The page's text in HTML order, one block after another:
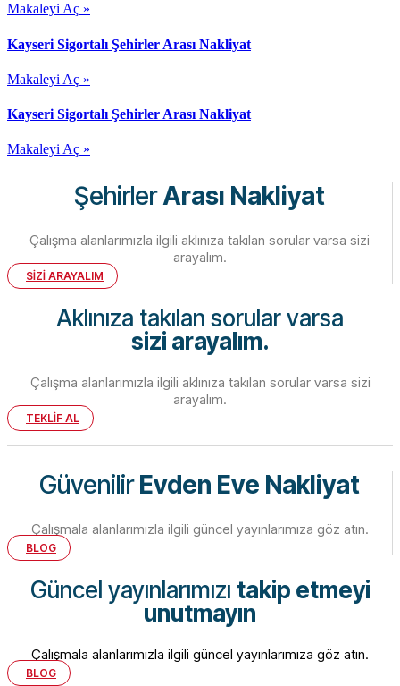
Makaleyi Aç »
Kayseri Sigortalı Şehirler Arası Nakliyat
Makaleyi Aç »
Kayseri Sigortalı Şehirler Arası Nakliyat
Makaleyi Aç »
ŞehirlerArası Nakliyat
Çalışma alanlarımızla ilgili aklınıza takılan sorular varsa sizi
arayalım.
SİZİ ARAYALIM
Aklınıza takılan sorular varsa
sizi arayalım.
Çalışma alanlarımızla ilgili aklınıza takılan sorular varsa sizi
arayalım.
TEKLİF AL
GüvenilirEvden Eve Nakliyat
Çalışmala alanlarımızla ilgili güncel yayınlarımıza göz atın.
BLOG
Güncel yayınlarımızı takip etmeyi
unutmayın
Çalışmala alanlarımızla ilgili güncel yayınlarımıza göz atın.
BLOG